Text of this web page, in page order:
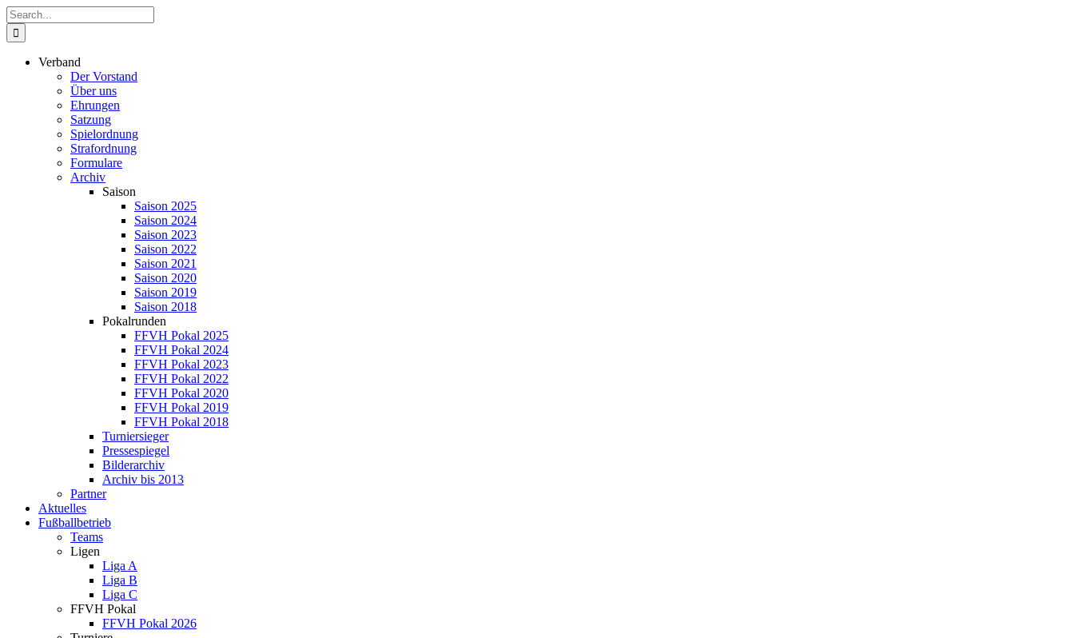
Zum
Inhalt
springen
Suche
nach:
Verband
Der Vorstand
Über uns
Ehrungen
Satzung
Spielordnung
Strafordnung
Formulare
Archiv
Saison
Saison 2025
Saison 2024
Saison 2023
Saison 2022
Saison 2021
Saison 2020
Saison 2019
Saison 2018
Pokalrunden
FFVH Pokal 2025
FFVH Pokal 2024
FFVH Pokal 2023
FFVH Pokal 2022
FFVH Pokal 2020
FFVH Pokal 2019
FFVH Pokal 2018
Turniersieger
Pressespiegel
Bilderarchiv
Archiv bis 2013
Partner
Aktuelles
Fußballbetrieb
Teams
Ligen
Liga A
Liga B
Liga C
FFVH Pokal
FFVH Pokal 2026